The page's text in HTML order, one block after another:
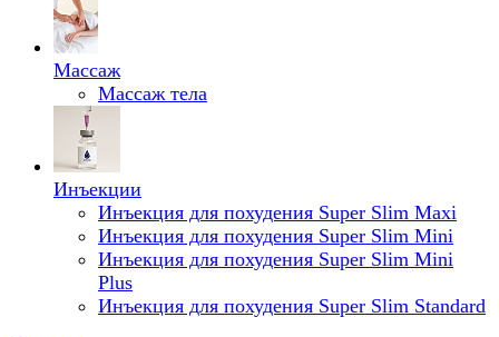
Массаж
Массаж тела
Инъекции
Инъекция для похудения Super Slim Maxi
Инъекция для похудения Super Slim Mini
Инъекция для похудения Super Slim Mini
Plus
Инъекция для похудения Super Slim Standard